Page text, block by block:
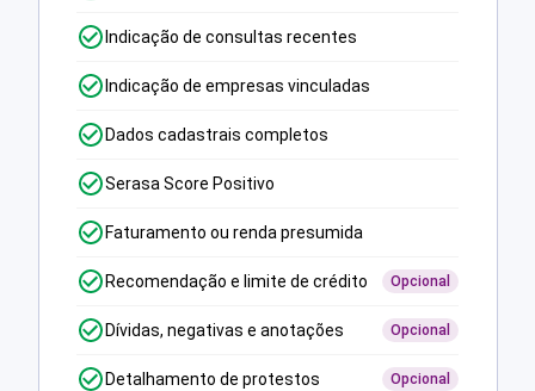
Indicação de consultas recentes
Indicação de empresas vinculadas
Dados cadastrais completos
Serasa Score Positivo
Faturamento ou renda presumida
Recomendação e limite de crédito Opcional
Dívidas, negativas e anotações Opcional
Detalhamento de protestos Opcional